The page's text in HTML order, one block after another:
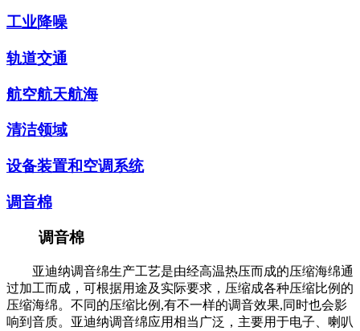
工业降噪
轨道交通
航空航天航海
清洁领域
设备装置和空调系统
调音棉
调音棉
亚迪纳调音绵生产工艺是由经高温热压而成的压缩海绵通
过加工而成，可根据用途及实际要求，压缩成各种压缩比例的
压缩海绵。不同的压缩比例,有不一样的调音效果,同时也会影
响到音质。亚迪纳调音绵应用相当广泛，主要用于电子、喇叭